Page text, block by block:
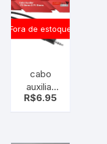
Fora de estoque
cabo
auxiliar
p2
R$6.95